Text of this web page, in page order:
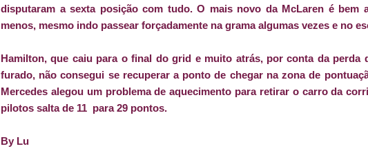
disputaram a sexta posição com tudo. O mais novo da McLaren é bem
menos, mesmo indo passear forçadamente na grama algumas vezes e no
Hamilton, que caiu para o final do grid e muito atrás, por conta da perda
furado, não consegui se recuperar a ponto de chegar na zona de
Mercedes alegou um problema de aquecimento para retirar o carro da
pilotos salta de 11 para 29 pontos.
By Lu